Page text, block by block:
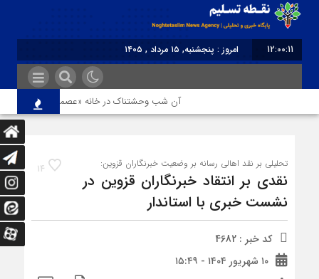
12:00:11
امروز : پنجشنبه, ۱۵ مرداد , ۱۴۰۵
آن شب وحشتناک در خانه «عصمت»
14 تحلیلی بر نقد اهالی رسانه بر وضعیت خبرنگاران قزوین:
نقدی بر انتقاد خبرنگاران قزوین در
نشست خبری با استاندار
کد خبر : 4682
۱۰ شهریور ۱۴۰۴ - ۱۵:۴۹